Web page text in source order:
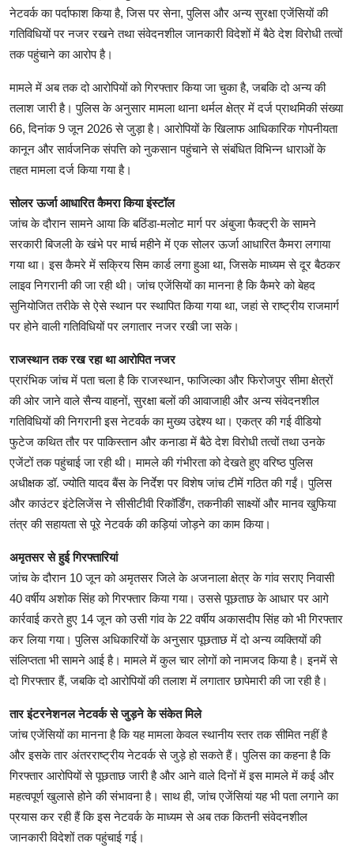
नेटवर्क का पर्दाफाश किया है, जिस पर सेना, पुलिस और अन्य सुरक्षा एजेंसियों की
गतिविधियों पर नजर रखने तथा संवेदनशील जानकारी विदेशों में बैठे देश विरोधी तत्वों
तक पहुंचाने का आरोप है।
मामले में अब तक दो आरोपियों को गिरफ्तार किया जा चुका है, जबकि दो अन्य की
तलाश जारी है। पुलिस के अनुसार मामला थाना थर्मल क्षेत्र में दर्ज प्राथमिकी संख्या
66, दिनांक 9 जून 2026 से जुड़ा है। आरोपियों के खिलाफ आधिकारिक गोपनीयता
कानून और सार्वजनिक संपत्ति को नुकसान पहुंचाने से संबंधित विभिन्न धाराओं के
तहत मामला दर्ज किया गया है।
सोलर ऊर्जा आधारित कैमरा किया इंस्टॉल
जांच के दौरान सामने आया कि बठिंडा-मलोट मार्ग पर अंबुजा फैक्ट्री के सामने
सरकारी बिजली के खंभे पर मार्च महीने में एक सोलर ऊर्जा आधारित कैमरा लगाया
गया था। इस कैमरे में सक्रिय सिम कार्ड लगा हुआ था, जिसके माध्यम से दूर बैठकर
लाइव निगरानी की जा रही थी। जांच एजेंसियों का मानना है कि कैमरे को बेहद
सुनियोजित तरीके से ऐसे स्थान पर स्थापित किया गया था, जहां से राष्ट्रीय राजमार्ग
पर होने वाली गतिविधियों पर लगातार नजर रखी जा सके।
राजस्थान तक रख रहा था आरोपित नजर
प्रारंभिक जांच में पता चला है कि राजस्थान, फाजिल्का और फिरोजपुर सीमा क्षेत्रों
की ओर जाने वाले सैन्य वाहनों, सुरक्षा बलों की आवाजाही और अन्य संवेदनशील
गतिविधियों की निगरानी इस नेटवर्क का मुख्य उद्देश्य था। एकत्र की गई वीडियो
फुटेज कथित तौर पर पाकिस्तान और कनाडा में बैठे देश विरोधी तत्वों तथा उनके
एजेंटों तक पहुंचाई जा रही थी। मामले की गंभीरता को देखते हुए वरिष्ठ पुलिस
अधीक्षक डॉ. ज्योति यादव बैंस के निर्देश पर विशेष जांच टीमें गठित की गईं। पुलिस
और काउंटर इंटेलिजेंस ने सीसीटीवी रिकॉर्डिंग, तकनीकी साक्ष्यों और मानव खुफिया
तंत्र की सहायता से पूरे नेटवर्क की कड़ियां जोड़ने का काम किया।
अमृतसर से हुई गिरफ्तारियां
जांच के दौरान 10 जून को अमृतसर जिले के अजनाला क्षेत्र के गांव सराए निवासी
40 वर्षीय अशोक सिंह को गिरफ्तार किया गया। उससे पूछताछ के आधार पर आगे
कार्रवाई करते हुए 14 जून को उसी गांव के 22 वर्षीय अकासदीप सिंह को भी गिरफ्तार
कर लिया गया। पुलिस अधिकारियों के अनुसार पूछताछ में दो अन्य व्यक्तियों की
संलिप्तता भी सामने आई है। मामले में कुल चार लोगों को नामजद किया है। इनमें से
दो गिरफ्तार हैं, जबकि दो आरोपियों की तलाश में लगातार छापेमारी की जा रही है।
तार इंटरनेशनल नेटवर्क से जुड़ने के संकेत मिले
जांच एजेंसियों का मानना है कि यह मामला केवल स्थानीय स्तर तक सीमित नहीं है
और इसके तार अंतरराष्ट्रीय नेटवर्क से जुड़े हो सकते हैं। पुलिस का कहना है कि
गिरफ्तार आरोपियों से पूछताछ जारी है और आने वाले दिनों में इस मामले में कई और
महत्वपूर्ण खुलासे होने की संभावना है। साथ ही, जांच एजेंसियां यह भी पता लगाने का
प्रयास कर रही हैं कि इस नेटवर्क के माध्यम से अब तक कितनी संवेदनशील
जानकारी विदेशों तक पहुंचाई गई।